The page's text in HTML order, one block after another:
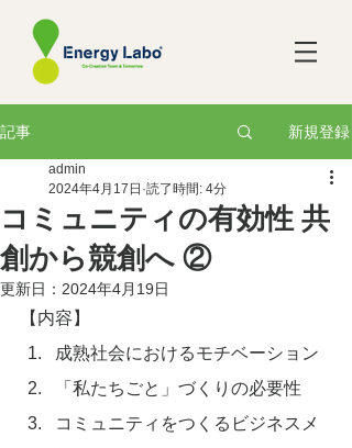
記事 新規登録
コミュニティの有効性 共
創から競創へ ②
admin
2024年4月17日 読了時間: 4分
更新日： 2024年4月19日
【内容】
成熟社会におけるモチベーション
「私たちごと」づくりの必要性
コミュニティをつくるビジネスメ